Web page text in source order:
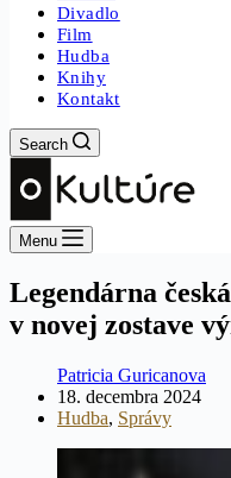
Divadlo
Film
Hudba
Knihy
Kontakt
Search
Menu
Legendárna
v novej zostave
Patricia Guricanova
18. decembra 2024
Hudba, Správy